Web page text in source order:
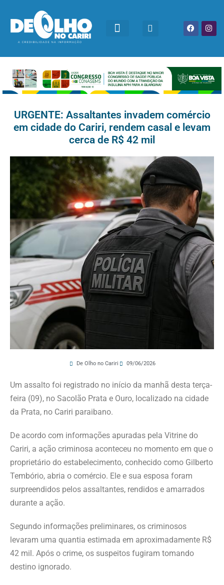
URGENTE: Assaltantes invadem comércio
em cidade do Cariri, rendem casal e levam
cerca de R$ 42 mil
De Olho no Cariri 09/06/2026
Um assalto foi registrado no início da manhã desta terça-
feira (09), no Sacolão Prata e Ouro, localizado na cidade
da Prata, no Cariri paraibano.
De acordo com informações apuradas pela Vitrine do
Cariri, a ação criminosa aconteceu no momento em que o
proprietário do estabelecimento, conhecido como Gilberto
Tembório, abria o comércio. Ele e sua esposa foram
surpreendidos pelos assaltantes, rendidos e amarrados
durante a ação.
Segundo informações preliminares, os criminosos
levaram uma quantia estimada em aproximadamente R$
42 mil. Após o crime, os suspeitos fugiram tomando
destino ignorado.